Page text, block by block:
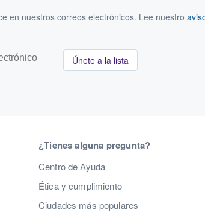
en nuestros correos electrónicos. Lee nuestro
Únete a la lista
¿Tienes alguna pregunta?
Centro de Ayuda
Ética y cumplimiento
Ciudades más populares